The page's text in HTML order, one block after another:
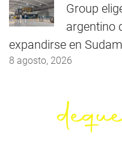
Group
argentino
expandirse en
8 agosto, 2026